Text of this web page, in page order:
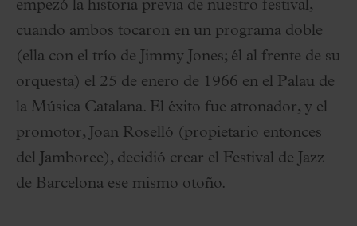
empezó la historia previa de nuestro festival,
cuando ambos tocaron en un programa doble
(ella con el trío de Jimmy Jones; él al frente de su
orquesta) el 25 de enero de 1966 en el Palau de
la Música Catalana. El éxito fue atronador, y el
promotor, Joan Roselló (propietario entonces
del Jamboree), decidió crear el Festival de Jazz
de Barcelona ese mismo otoño.